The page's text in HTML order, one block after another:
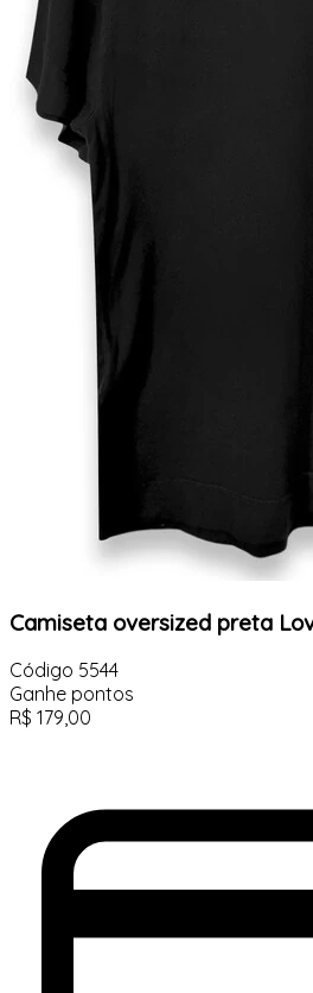
Camiseta oversized preta
Código 5544
Ganhe pontos
R$ 179,00